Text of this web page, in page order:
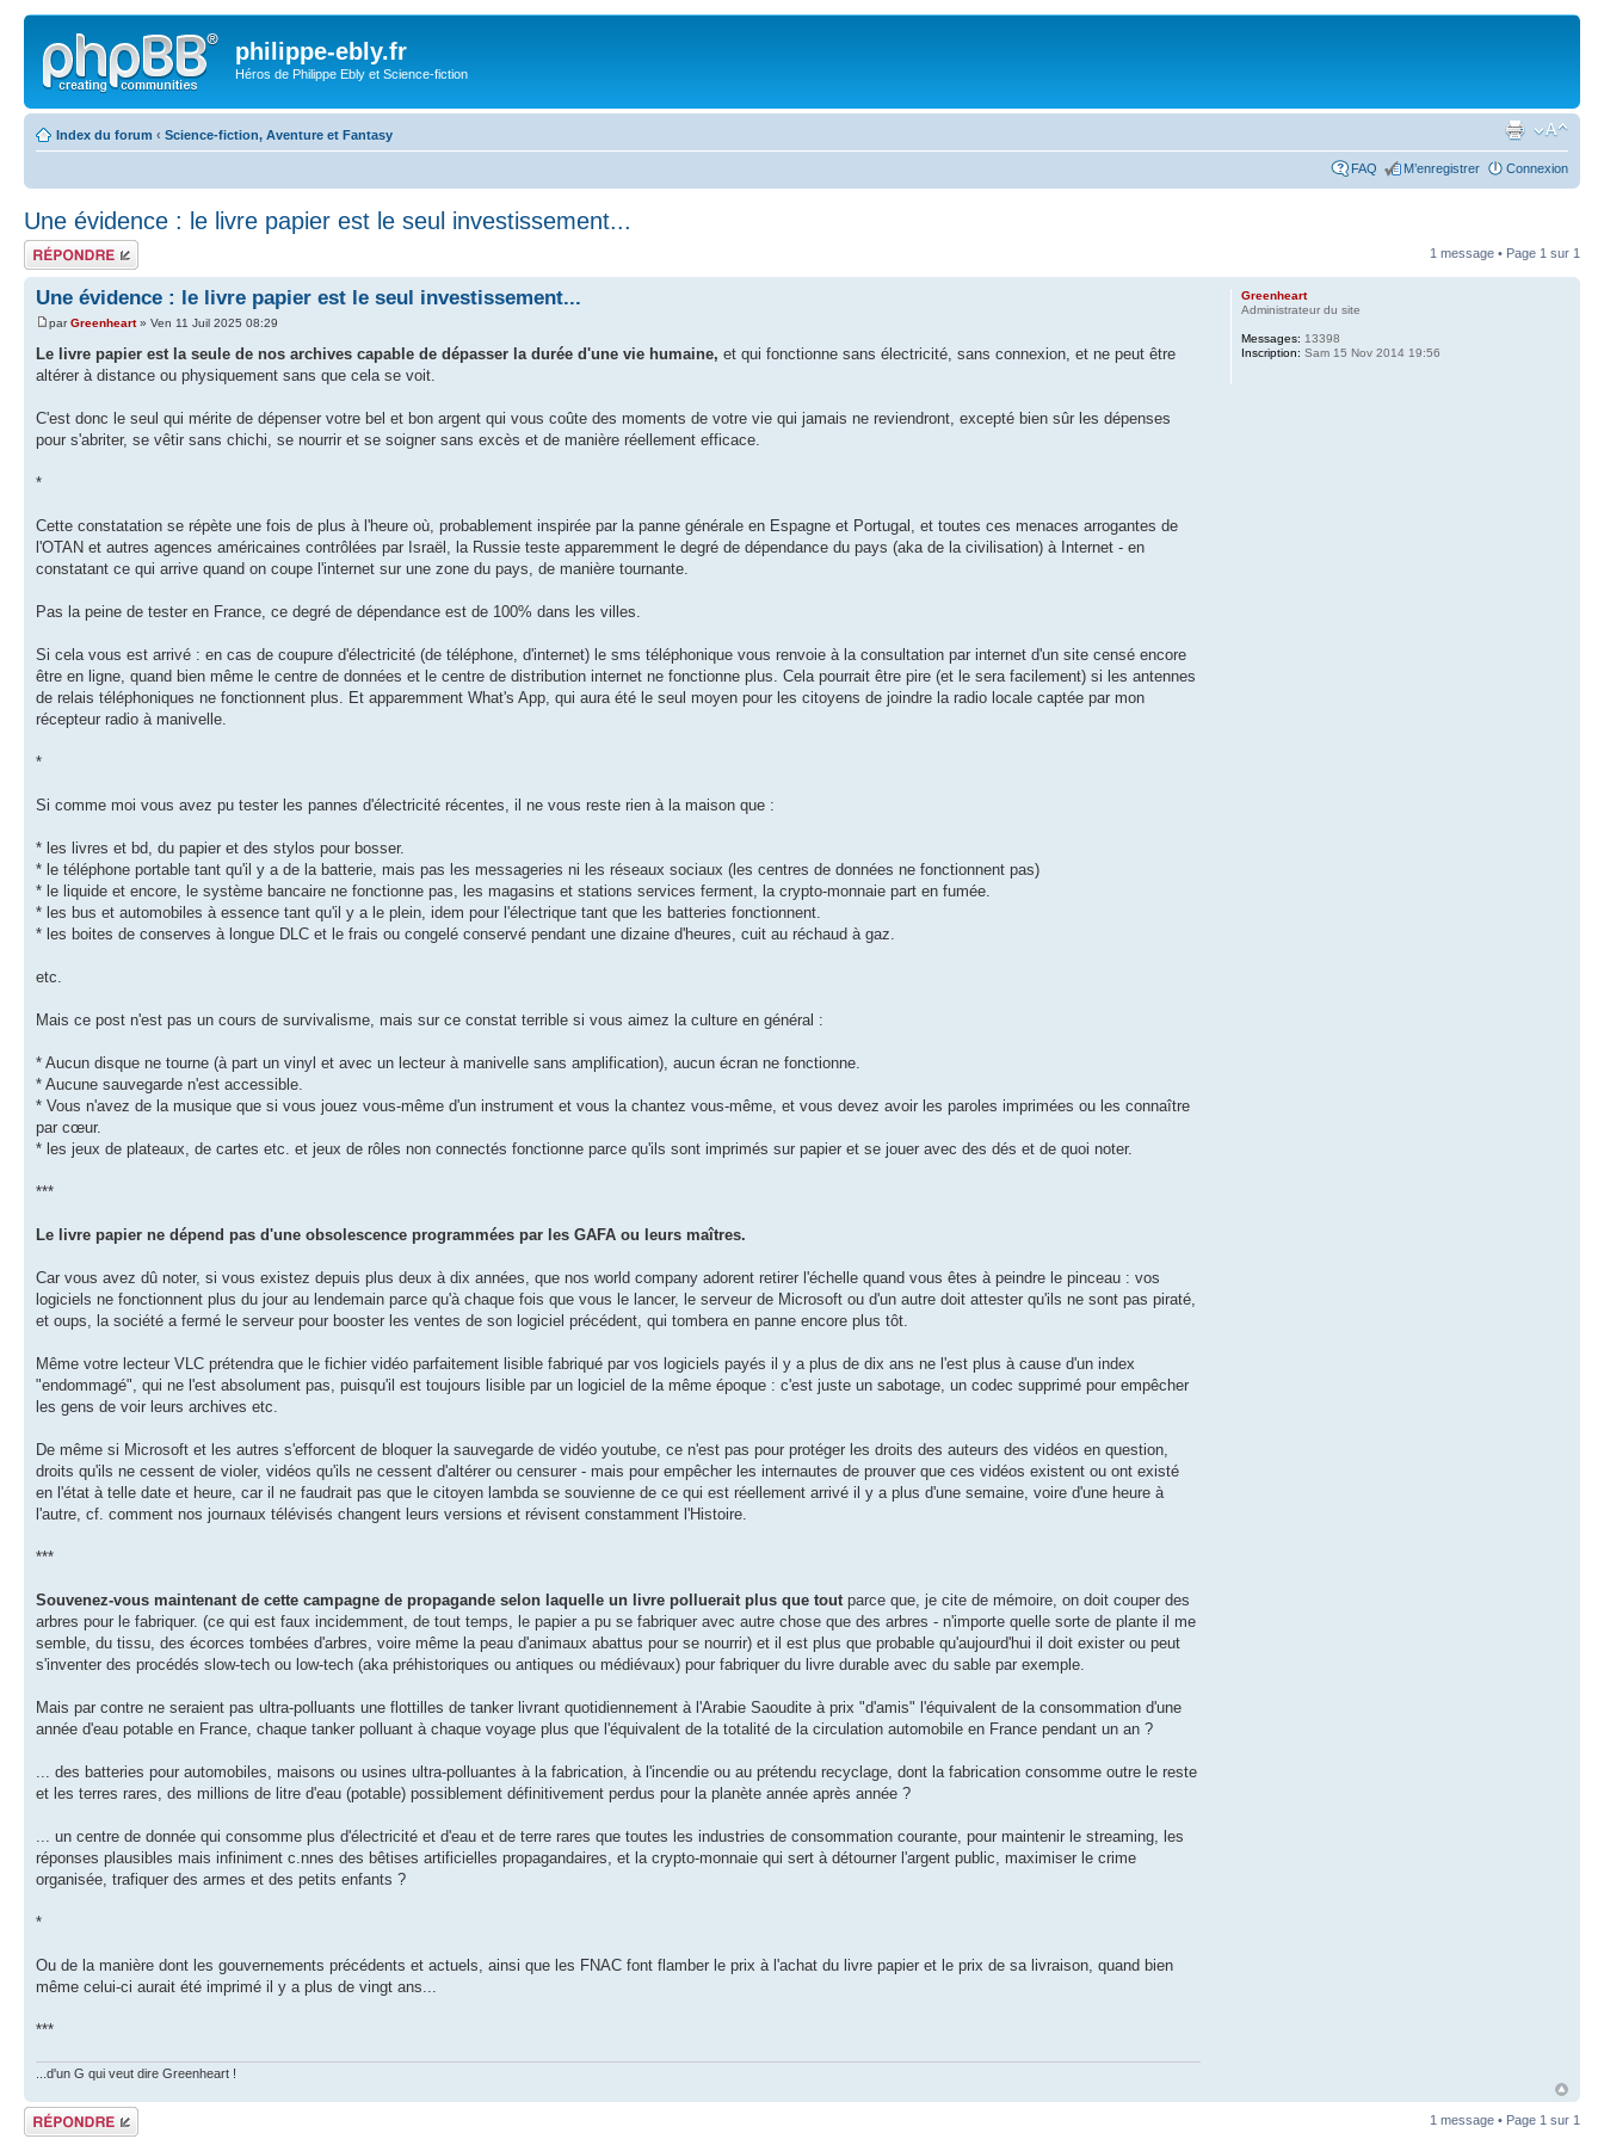
philippe-ebly.fr
Héros de Philippe Ebly et Science-fiction
Index du forum ‹ Science-fiction, Aventure et Fantasy
FAQ M’enregistrer Connexion
Une évidence : le livre papier est le seul investissement...
Répondre 1 message • Page 1 sur 1
Une évidence : le livre papier est le seul investissement...
parGreenheart» Ven 11 Juil 2025 08:29
Le livre papier est la seule de nos archives capable de dépasser la durée d'une vie humaine, et qui fonctionne sans électricité, sans connexion, et ne peut être
altérer à distance ou physiquement sans que cela se voit.
C'est donc le seul qui mérite de dépenser votre bel et bon argent qui vous coûte des moments de votre vie qui jamais ne reviendront, excepté bien sûr les dépenses
pour s'abriter, se vêtir sans chichi, se nourrir et se soigner sans excès et de manière réellement efficace.
*
Cette constatation se répète une fois de plus à l'heure où, probablement inspirée par la panne générale en Espagne et Portugal, et toutes ces menaces arrogantes de
l'OTAN et autres agences américaines contrôlées par Israël, la Russie teste apparemment le degré de dépendance du pays (aka de la civilisation) à Internet - en
constatant ce qui arrive quand on coupe l'internet sur une zone du pays, de manière tournante.
Pas la peine de tester en France, ce degré de dépendance est de 100% dans les villes.
Si cela vous est arrivé : en cas de coupure d'électricité (de téléphone, d'internet) le sms téléphonique vous renvoie à la consultation par internet d'un site censé encore
être en ligne, quand bien même le centre de données et le centre de distribution internet ne fonctionne plus. Cela pourrait être pire (et le sera facilement) si les antennes
de relais téléphoniques ne fonctionnent plus. Et apparemment What's App, qui aura été le seul moyen pour les citoyens de joindre la radio locale captée par mon
récepteur radio à manivelle.
*
Si comme moi vous avez pu tester les pannes d'électricité récentes, il ne vous reste rien à la maison que :
* les livres et bd, du papier et des stylos pour bosser.
* le téléphone portable tant qu'il y a de la batterie, mais pas les messageries ni les réseaux sociaux (les centres de données ne fonctionnent pas)
* le liquide et encore, le système bancaire ne fonctionne pas, les magasins et stations services ferment, la crypto-monnaie part en fumée.
* les bus et automobiles à essence tant qu'il y a le plein, idem pour l'électrique tant que les batteries fonctionnent.
* les boites de conserves à longue DLC et le frais ou congelé conservé pendant une dizaine d'heures, cuit au réchaud à gaz.
etc.
Mais ce post n'est pas un cours de survivalisme, mais sur ce constat terrible si vous aimez la culture en général :
* Aucun disque ne tourne (à part un vinyl et avec un lecteur à manivelle sans amplification), aucun écran ne fonctionne.
* Aucune sauvegarde n'est accessible.
* Vous n'avez de la musique que si vous jouez vous-même d'un instrument et vous la chantez vous-même, et vous devez avoir les paroles imprimées ou les connaître
par cœur.
* les jeux de plateaux, de cartes etc. et jeux de rôles non connectés fonctionne parce qu'ils sont imprimés sur papier et se jouer avec des dés et de quoi noter.
***
Le livre papier ne dépend pas d'une obsolescence programmées par les GAFA ou leurs maîtres.
Car vous avez dû noter, si vous existez depuis plus deux à dix années, que nos world company adorent retirer l'échelle quand vous êtes à peindre le pinceau : vos
logiciels ne fonctionnent plus du jour au lendemain parce qu'à chaque fois que vous le lancer, le serveur de Microsoft ou d'un autre doit attester qu'ils ne sont pas piraté,
et oups, la société a fermé le serveur pour booster les ventes de son logiciel précédent, qui tombera en panne encore plus tôt.
Même votre lecteur VLC prétendra que le fichier vidéo parfaitement lisible fabriqué par vos logiciels payés il y a plus de dix ans ne l'est plus à cause d'un index
"endommagé", qui ne l'est absolument pas, puisqu'il est toujours lisible par un logiciel de la même époque : c'est juste un sabotage, un codec supprimé pour empêcher
les gens de voir leurs archives etc.
De même si Microsoft et les autres s'efforcent de bloquer la sauvegarde de vidéo youtube, ce n'est pas pour protéger les droits des auteurs des vidéos en question,
droits qu'ils ne cessent de violer, vidéos qu'ils ne cessent d'altérer ou censurer - mais pour empêcher les internautes de prouver que ces vidéos existent ou ont existé
en l'état à telle date et heure, car il ne faudrait pas que le citoyen lambda se souvienne de ce qui est réellement arrivé il y a plus d'une semaine, voire d'une heure à
l'autre, cf. comment nos journaux télévisés changent leurs versions et révisent constamment l'Histoire.
***
Souvenez-vous maintenant de cette campagne de propagande selon laquelle un livre polluerait plus que tout parce que, je cite de mémoire, on doit couper des
arbres pour le fabriquer. (ce qui est faux incidemment, de tout temps, le papier a pu se fabriquer avec autre chose que des arbres - n'importe quelle sorte de plante il me
semble, du tissu, des écorces tombées d'arbres, voire même la peau d'animaux abattus pour se nourrir) et il est plus que probable qu'aujourd'hui il doit exister ou peut
s'inventer des procédés slow-tech ou low-tech (aka préhistoriques ou antiques ou médiévaux) pour fabriquer du livre durable avec du sable par exemple.
Mais par contre ne seraient pas ultra-polluants une flottilles de tanker livrant quotidiennement à l'Arabie Saoudite à prix "d'amis" l'équivalent de la consommation d'une
année d'eau potable en France, chaque tanker polluant à chaque voyage plus que l'équivalent de la totalité de la circulation automobile en France pendant un an ?
... des batteries pour automobiles, maisons ou usines ultra-polluantes à la fabrication, à l'incendie ou au prétendu recyclage, dont la fabrication consomme outre le reste
et les terres rares, des millions de litre d'eau (potable) possiblement définitivement perdus pour la planète année après année ?
... un centre de donnée qui consomme plus d'électricité et d'eau et de terre rares que toutes les industries de consommation courante, pour maintenir le streaming, les
réponses plausibles mais infiniment c.nnes des bêtises artificielles propagandaires, et la crypto-monnaie qui sert à détourner l'argent public, maximiser le crime
organisée, trafiquer des armes et des petits enfants ?
*
Ou de la manière dont les gouvernements précédents et actuels, ainsi que les FNAC font flamber le prix à l'achat du livre papier et le prix de sa livraison, quand bien
même celui-ci aurait été imprimé il y a plus de vingt ans...
***
...d'un G qui veut dire Greenheart !
Greenheart
Administrateur du site
Messages: 13398
Inscription: Sam 15 Nov 2014 19:56
Répondre 1 message • Page 1 sur 1